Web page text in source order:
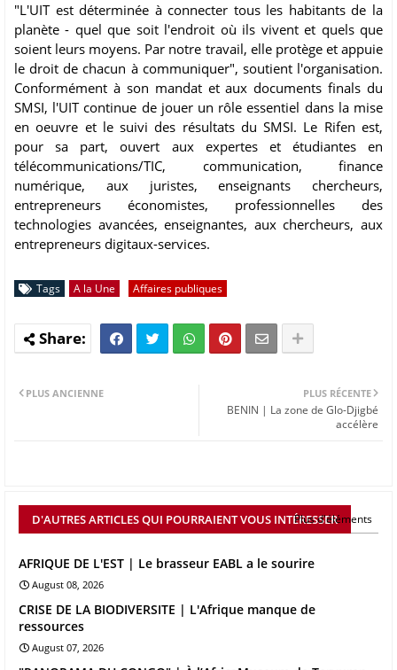
"L'UIT est déterminée à connecter tous les habitants de la
planète - quel que soit l'endroit où ils vivent et quels que
soient leurs moyens. Par notre travail, elle protège et appuie
le droit de chacun à communiquer", soutient l'organisation.
Conformément à son mandat et aux documents finals du
SMSI, l'UIT continue de jouer un rôle essentiel dans la mise
en oeuvre et le suivi des résultats du SMSI. Le Rifen est,
pour sa part, ouvert aux expertes et étudiantes en
télécommunications/TIC, communication, finance
numérique, aux juristes, enseignants chercheurs,
entrepreneurs économistes, professionnelles des
technologies avancées, enseignantes, aux chercheurs, aux
entrepreneurs digitaux-services.
Tags A la Une Affaires publiques
PLUS RÉCENTE
BENIN | La zone de Glo-Djigbé
accélère
PLUS ANCIENNE
D'AUTRES ARTICLES QUI POURRAIENT VOUS INTÉRESSER
Plus d'éléments
AFRIQUE DE L'EST | Le brasseur EABL a le sourire
August 08, 2026
CRISE DE LA BIODIVERSITE | L'Afrique manque de
ressources
August 07, 2026